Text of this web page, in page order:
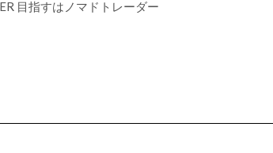
目指すはノマドトレーダー